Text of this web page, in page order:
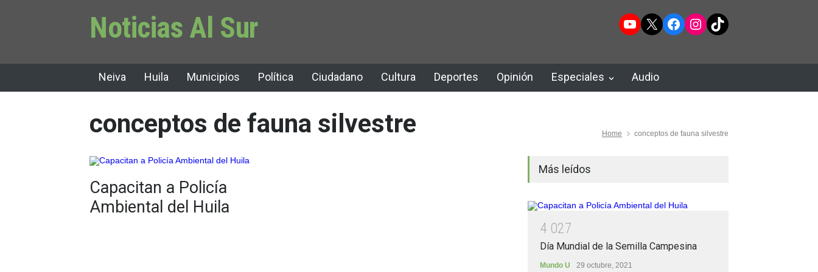
Noticias Al Sur YouTube
X Facebook
Instagram
TikTok
Neiva Huila Municipios Política Ciudadano Cultura Deportes Opinión Especiales Audio
conceptos de fauna silvestre Home conceptos de fauna silvestre
Capacitan a Policía
Ambiental del Huila
Más leídos
4 027
Día Mundial de la Semilla Campesina
Mundo U 29 octubre, 2021